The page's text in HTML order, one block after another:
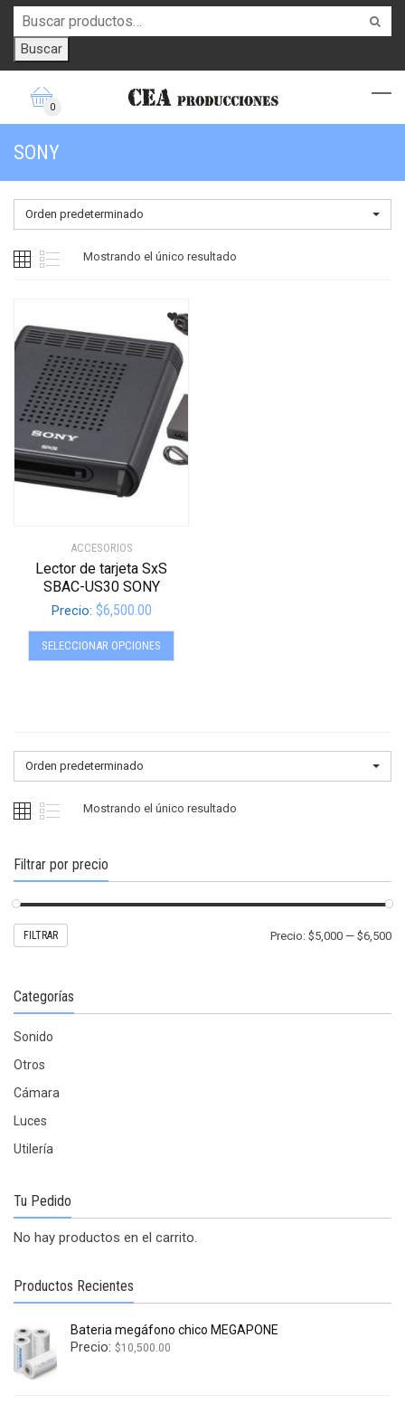
Buscar
0
SONY
Orden predeterminado
Mostrando el único resultado
ACCESORIOS
Lector de tarjeta SxS
SBAC-US30 SONY
Precio: $6,500.00
SELECCIONAR OPCIONES
Este
opciones
página
de
Orden predeterminado
Mostrando el único resultado
Filtrar por precio
FILTRAR Precio: $5,000 — $6,500
Categorías
Sonido
Otros
Cámara
Luces
Utilería
Tu Pedido
No hay productos en el carrito.
Productos Recientes
Bateria megáfono chico MEGAPONE
Precio: $10,500.00